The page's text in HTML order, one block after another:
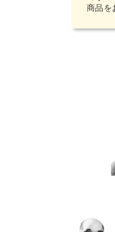
商品を